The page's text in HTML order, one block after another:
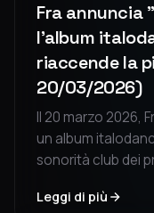
Fra annuncia
l'album
riaccende la
20/03/2026)
Il 20 marzo 2026,
un album
sonorità club dei
pista, invitando a
Leggi di più